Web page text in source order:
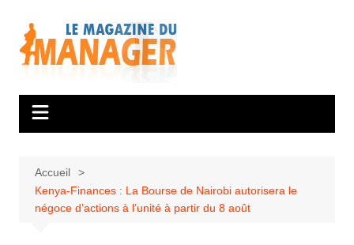
contenu
Accueil
Kenya-Finances : La Bourse de Nairobi autorisera le
négoce d’actions à l’unité à partir du 8 août